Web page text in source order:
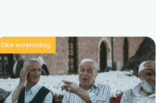
Elke woensdag